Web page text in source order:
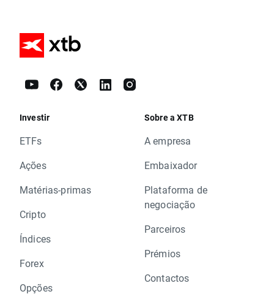
Investir
ETFs
Ações
Matérias-primas
Cripto
Índices
Forex
Opções
Sobre a XTB
A empresa
Embaixador
Plataforma de
negociação
Parceiros
Prémios
Contactos